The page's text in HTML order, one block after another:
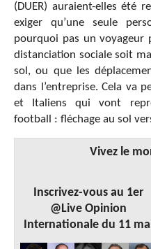
(DUER) auraient-elles été
exiger qu’une seule
pourquoi pas un
distanciation sociale soit
sol, ou que les
dans l’entreprise. Cela va
et Italiens qui vont
football : fléchage au sol
Vivez le
Inscrivez-vous au 1er
@Live Opinion
Internationale du 11